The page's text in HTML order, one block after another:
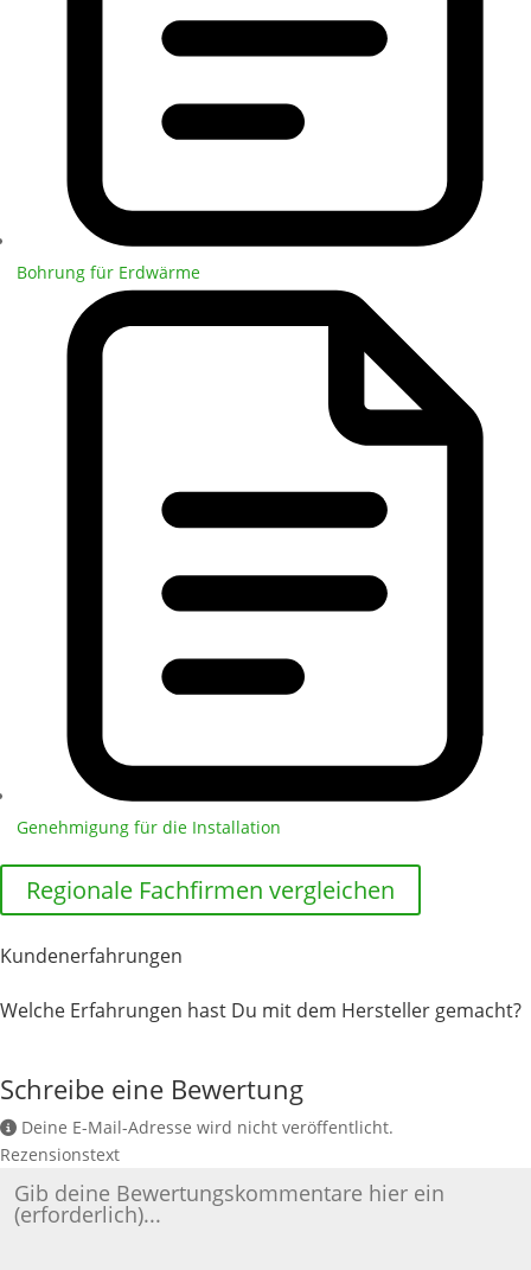
Bohrung für Erdwärme
Genehmigung für die Installation
Regionale Fachfirmen vergleichen
Kundenerfahrungen
Welche Erfahrungen hast Du mit dem Hersteller gemacht?
Schreibe eine Bewertung
Deine E-Mail-Adresse wird nicht veröffentlicht.
Rezensionstext